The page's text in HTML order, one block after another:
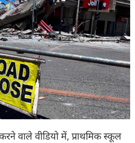
वाले वीडियो में, प्राथमिक स्कूल